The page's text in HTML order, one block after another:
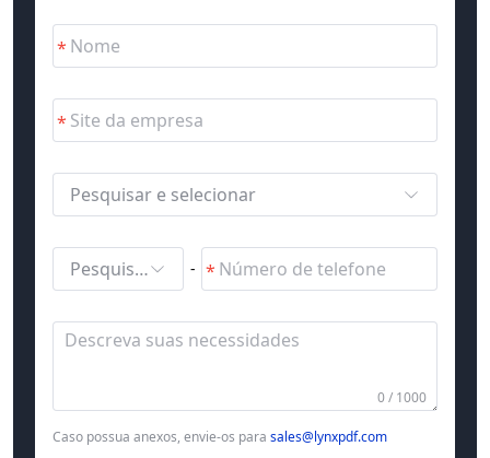
Pesquisar e selecionar
Pesquisar e selecionar -
0 / 1000
Caso possua anexos, envie-os para sales@lynxpdf.com